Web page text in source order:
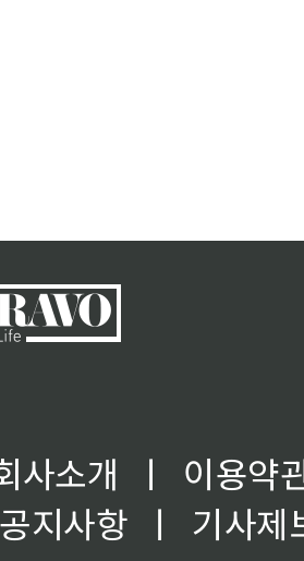
사소개 ㅣ
이용약
공지사항
ㅣ
기사제